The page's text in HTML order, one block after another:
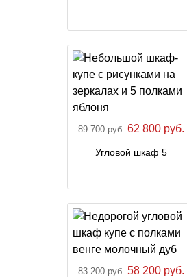
89 700 руб. 62 800 руб.
Угловой шкаф 5
83 200 руб. 58 200 руб.